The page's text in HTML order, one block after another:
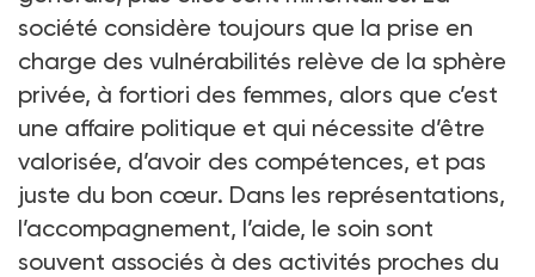
société considère toujours que la prise en
charge des vulnérabilités relève de la sphère
privée, à fortiori des femmes, alors que c’est
une affaire politique et qui nécessite d’être
valorisée, d’avoir des compétences, et pas
juste du bon cœur. Dans les représentations,
l’accompagnement, l’aide, le soin sont
souvent associés à des activités proches du